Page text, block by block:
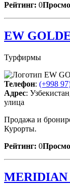
Рейтинг: 0
EW
Турфирмы
Телефон: (+998
Адрес:
улица
Продажа и
Курорты.
Рейтинг: 0
MERIDIAN